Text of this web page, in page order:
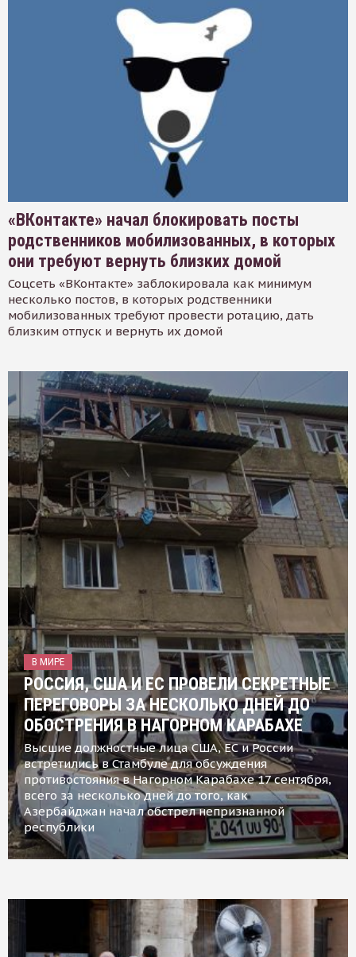
«ВКонтакте» начал блокировать посты
родственников мобилизованных, в которых
они требуют вернуть близких домой
Соцсеть «ВКонтакте» заблокировала как минимум
несколько постов, в которых родственники
мобилизованных требуют провести ротацию, дать
близким отпуск и вернуть их домой
В МИРЕ
РОССИЯ, США И ЕС ПРОВЕЛИ СЕКРЕТНЫЕ
ПЕРЕГОВОРЫ ЗА НЕСКОЛЬКО ДНЕЙ ДО
ОБОСТРЕНИЯ В НАГОРНОМ КАРАБАХЕ
Высшие должностные лица США, ЕС и России
встретились в Стамбуле для обсуждения
противостояния в Нагорном Карабахе 17 сентября,
всего за несколько дней до того, как
Азербайджан начал обстрел непризнанной
республики